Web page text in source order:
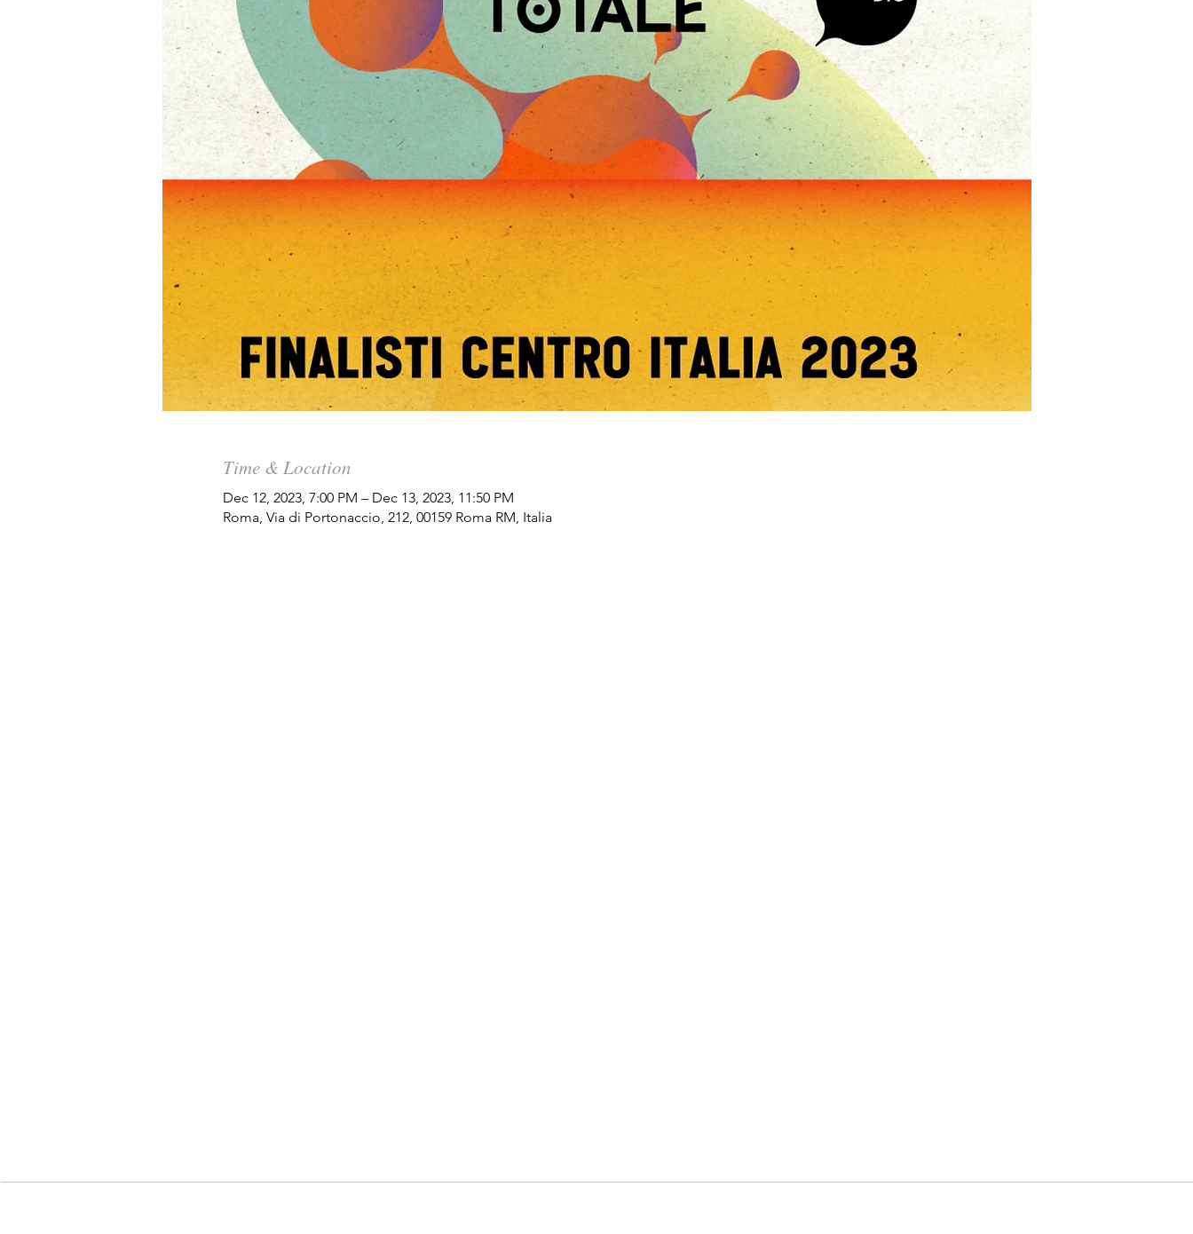
Time & Location
Dec 12, 2023, 7:00 PM – Dec 13, 2023, 11:50 PM
Roma, Via di Portonaccio, 212, 00159 Roma RM, Italia